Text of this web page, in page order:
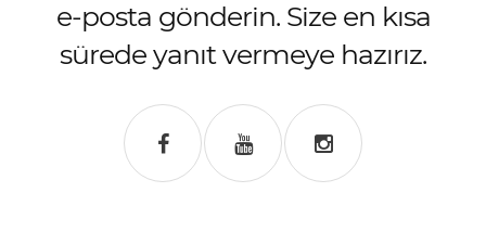
e-posta gönderin. Size en kısa
sürede yanıt vermeye hazırız.